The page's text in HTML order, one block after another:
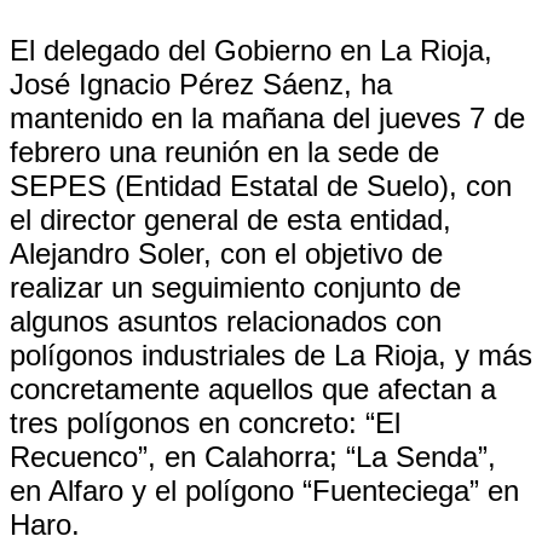
El delegado del Gobierno en La Rioja,
José Ignacio Pérez Sáenz, ha
mantenido en la mañana del jueves 7 de
febrero una reunión en la sede de
SEPES (Entidad Estatal de Suelo), con
el director general de esta entidad,
Alejandro Soler, con el objetivo de
realizar un seguimiento conjunto de
algunos asuntos relacionados con
polígonos industriales de La Rioja, y más
concretamente aquellos que afectan a
tres polígonos en concreto: “El
Recuenco”, en Calahorra; “La Senda”,
en Alfaro y el polígono “Fuenteciega” en
Haro.